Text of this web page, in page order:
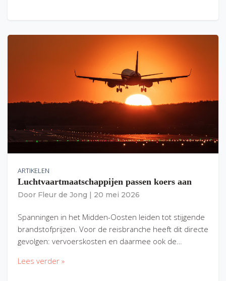
ARTIKELEN
Luchtvaartmaatschappijen passen koers aan
Door Fleur de Jong 20 mei 2026
Spanningen in het Midden-Oosten leiden tot stijgende
brandstofprijzen. Voor de reisbranche heeft dit directe
gevolgen: vervoerskosten en daarmee ook de…
Lees verder »